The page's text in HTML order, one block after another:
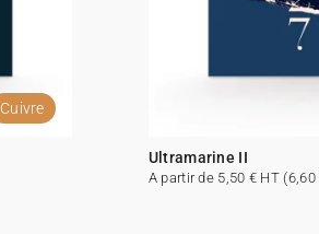
Cuivre
Ultramarine II
A partir de 5,50 € HT (6,60